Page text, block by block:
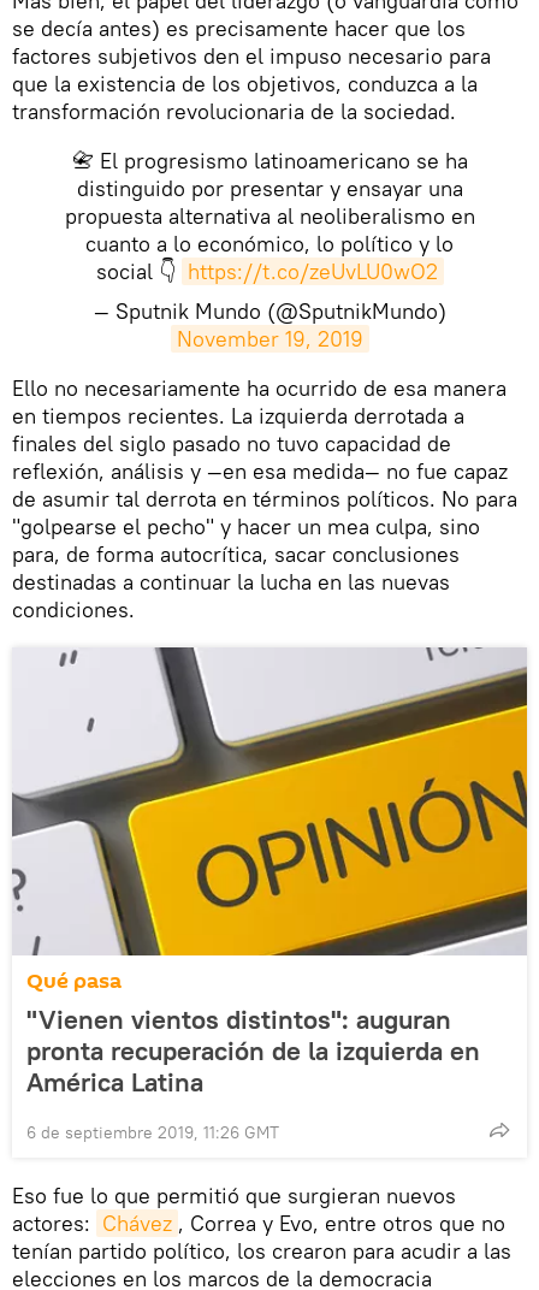
se decía antes) es precisamente hacer que los
factores subjetivos den el impuso necesario para
que la existencia de los objetivos, conduzca a la
transformación revolucionaria de la sociedad.
📇 El progresismo latinoamericano se ha
distinguido por presentar y ensayar una
propuesta alternativa al neoliberalismo en
cuanto a lo económico, lo político y lo
social 👇 https://t.co/zeUvLU0wO2
— Sputnik Mundo (@SputnikMundo)
November 19, 2019
​Ello no necesariamente ha ocurrido de esa manera
en tiempos recientes. La izquierda derrotada a
finales del siglo pasado no tuvo capacidad de
reflexión, análisis y —en esa medida— no fue capaz
de asumir tal derrota en términos políticos. No para
"golpearse el pecho" y hacer un mea culpa, sino
para, de forma autocrítica, sacar conclusiones
destinadas a continuar la lucha en las nuevas
condiciones.
Qué pasa
"Vienen vientos distintos": auguran
pronta recuperación de la izquierda en
América Latina
6 de septiembre 2019, 11:26 GMT
Eso fue lo que permitió que surgieran nuevos
actores: Chávez , Correa y Evo, entre otros que no
tenían partido político, los crearon para acudir a las
elecciones en los marcos de la democracia